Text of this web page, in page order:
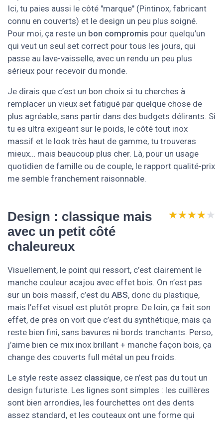
Ici, tu paies aussi le côté "marque" (Pintinox, fabricant
connu en couverts) et le design un peu plus soigné.
Pour moi, ça reste un bon compromis pour quelqu’un
qui veut un seul set correct pour tous les jours, qui
passe au lave-vaisselle, avec un rendu un peu plus
sérieux pour recevoir du monde.
Je dirais que c’est un bon choix si tu cherches à
remplacer un vieux set fatigué par quelque chose de
plus agréable, sans partir dans des budgets délirants. Si
tu es ultra exigeant sur le poids, le côté tout inox
massif et le look très haut de gamme, tu trouveras
mieux… mais beaucoup plus cher. Là, pour un usage
quotidien de famille ou de couple, le rapport qualité-prix
me semble franchement raisonnable.
Design : classique mais
avec un petit côté
chaleureux
★★★★★
★★★★★
Visuellement, le point qui ressort, c’est clairement le
manche couleur acajou avec effet bois. On n’est pas
sur un bois massif, c’est du ABS, donc du plastique,
mais l’effet visuel est plutôt propre. De loin, ça fait son
effet, de près on voit que c’est du synthétique, mais ça
reste bien fini, sans bavures ni bords tranchants. Perso,
j’aime bien ce mix inox brillant + manche façon bois, ça
change des couverts full métal un peu froids.
Le style reste assez classique, ce n’est pas du tout un
design futuriste. Les lignes sont simples : les cuillères
sont bien arrondies, les fourchettes ont des dents
assez standard, et les couteaux ont une forme qui